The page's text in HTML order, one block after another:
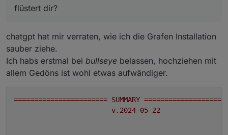
flüstert dir?
chatgpt hat mir verraten, wie ich die Grafen Installation
sauber ziehe.
Ich habs erstmal bei bullseye belassen, hochziehen mit
allem Gedöns ist wohl etwas aufwändiger.
======================= SUMMARY
v.2024-05-22